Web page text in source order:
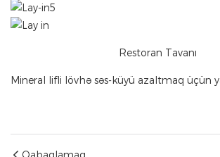
Restoran Tavanı
Mineral lifli lövhə səs-küyü azaltmaq üçün